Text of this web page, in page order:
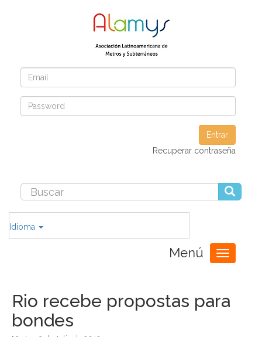
Entrar
Recuperar contraseña
Idioma
Menú
Toggle
navigation
Rio recebe propostas para
bondes